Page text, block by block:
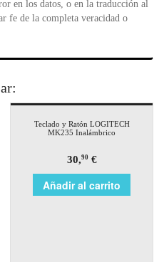
en los datos, o en la traducción al
fe de la completa veracidad o
Teclado y Ratón LOGITECH
MK235 Inalámbrico
30,90€
Añadir al carrito